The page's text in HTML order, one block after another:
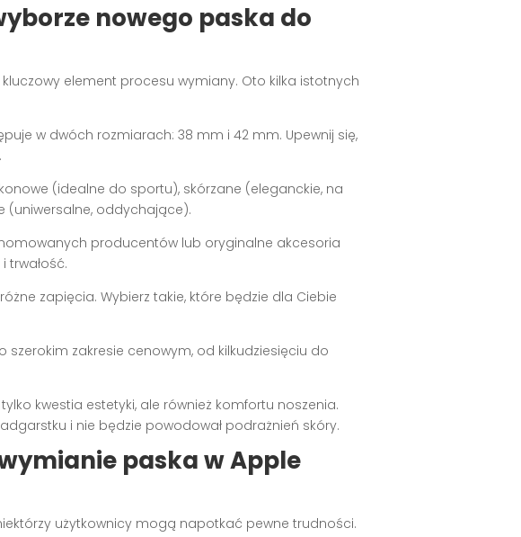
nowego paska do
element procesu wymiany. Oto kilka istotnych
w dwóch rozmiarach: 38 mm i 42 mm. Upewnij się,
(idealne do sportu), skórzane (eleganckie, na
(uniwersalne, oddychające).
producentów lub oryginalne akcesoria
trwałość.
zapięcia. Wybierz takie, które będzie dla Ciebie
zakresie cenowym, od kilkudziesięciu do
kwestia estetyki, ale również komfortu noszenia.
i nie będzie powodował podrażnień skóry.
paska w Apple
użytkownicy mogą napotkać pewne trudności.